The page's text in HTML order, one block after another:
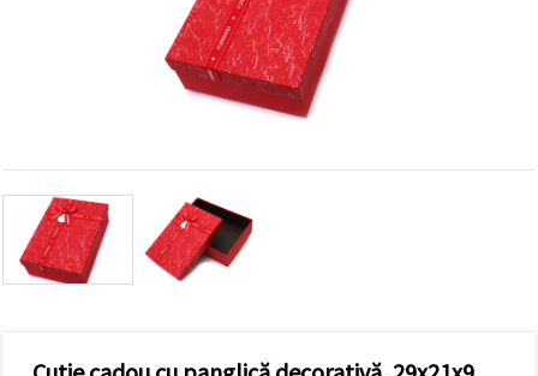
vizitele.
Puteți fi de
acord să
utilizați
toate
site!" Sau să